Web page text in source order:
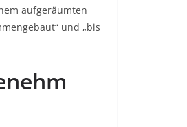
aufgeräumten
und „bis